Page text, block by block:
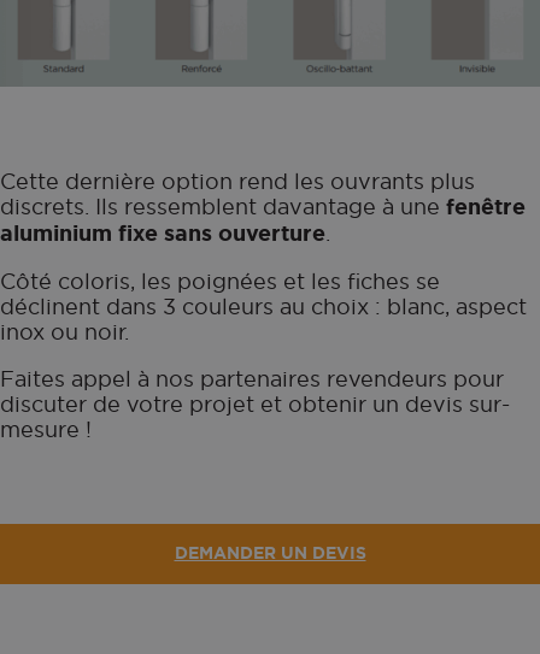
Cette dernière option rend les ouvrants plus
discrets. Ils ressemblent davantage à une fenêtre
aluminium fixe sans ouverture.
Côté coloris, les poignées et les fiches se
déclinent dans 3 couleurs au choix : blanc, aspect
inox ou noir.
Faites appel à nos partenaires revendeurs pour
discuter de votre projet et obtenir un devis sur-
mesure !
DEMANDER UN DEVIS